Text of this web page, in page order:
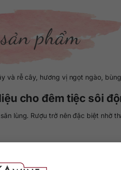
phẩm
và rễ cây, hương vị ngọt ngào, bùng
cho đêm tiệc sôi
lùng. Rượu trở nên đặc biệt nhờ
Sau đó rượu được ngủ yên
đóng chai.